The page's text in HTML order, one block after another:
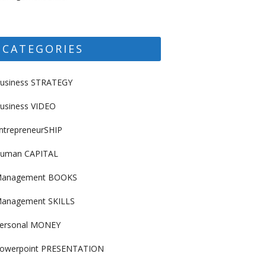
CATEGORIES
STRATEGY
VIDEO
CAPITAL
BOOKS
SKILLS
MONEY
PRESENTATION